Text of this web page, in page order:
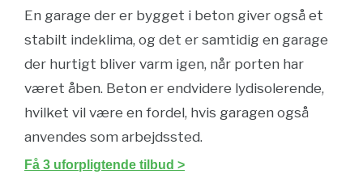
En garage der er bygget i beton giver også et
stabilt indeklima, og det er samtidig en garage
der hurtigt bliver varm igen, når porten har
været åben. Beton er endvidere lydisolerende,
hvilket vil være en fordel, hvis garagen også
anvendes som arbejdssted.
Få 3 uforpligtende tilbud >